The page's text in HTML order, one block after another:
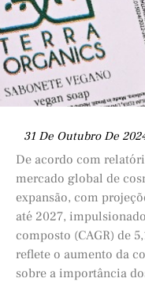
31 De Outubro De
De acordo com
mercado global de
expansão, com
até 2027,
composto (CAGR) de
reflete o aumento da
sobre a importância